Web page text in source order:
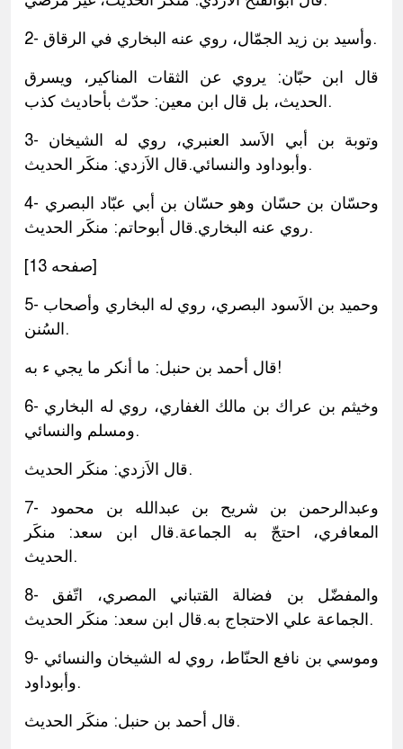
2- وأسيد بن زيد الجمّال، روي عنه البخاري في الرقاق.
قال ابن حبّان: يروي عن الثقات المناكير، ويسرق
الحديث، بل قال ابن معين: حدّث بأحاديث كذب.
3- وتوبة بن أبي الاَسد العنبري، روي له الشيخان
وأبوداود والنسائي.قال الاَزدي: منكَر الحديث.
4- وحسّان بن حسّان وهو حسّان بن أبي عبّاد البصري
روي عنه البخاري.قال أبوحاتم: منكَر الحديث.
[صفحه 13]
5- وحميد بن الاَسود البصري، روي له البخاري وأصحاب
السُنن.
قال أحمد بن حنبل: ما أنكر ما يجي ء به!
6- وخيثم بن عراك بن مالك الغفاري، روي له البخاري
ومسلم والنسائي.
قال الاَزدي: منكَر الحديث.
7- وعبدالرحمن بن شريح بن عبدالله بن محمود
المعافري، احتجّ به الجماعة.قال ابن سعد: منكَر
الحديث.
8- والمفضّل بن فضالة القتباني المصري، اتّفق
الجماعة علي الاحتجاج به.قال ابن سعد: منكَر الحديث.
9- وموسي بن نافع الحنّاط، روي له الشيخان والنسائي
وأبوداود.
قال أحمد بن حنبل: منكَر الحديث.